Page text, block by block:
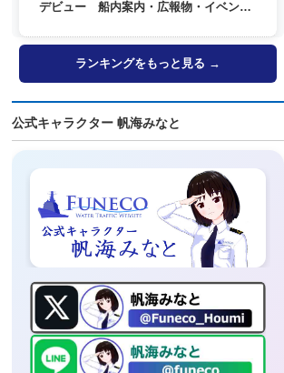
デビュー 船内案内・広報物・イベン
ランキングをもっと見る →
公式キャラクター 帆海みなと